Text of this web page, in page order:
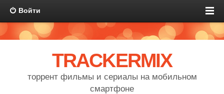
Войти
TRACKERMIX
торрент фильмы и сериалы на мобильном
смартфоне